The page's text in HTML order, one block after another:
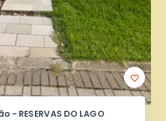
- RESERVAS DO LAGO